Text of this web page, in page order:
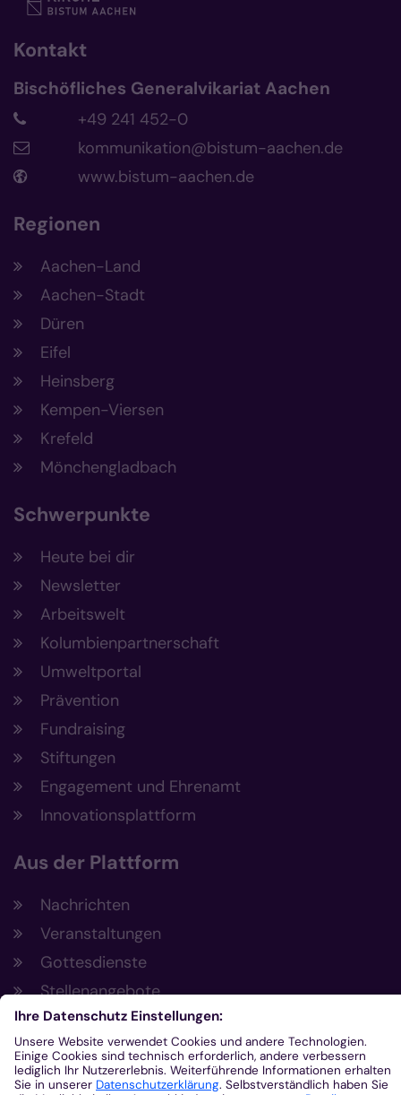
Kontakt
Bischöfliches Generalvikariat Aachen
+49 241 452-0
kommunikation@bistum-aachen.de
www.bistum-aachen.de
Regionen
Aachen-Land
Aachen-Stadt
Düren
Eifel
Heinsberg
Kempen-Viersen
Krefeld
Mönchengladbach
Schwerpunkte
Heute bei dir
Newsletter
Arbeitswelt
Kolumbienpartnerschaft
Umweltportal
Prävention
Fundraising
Stiftungen
Engagement und Ehrenamt
Innovationsplattform
Aus der Plattform
Nachrichten
Veranstaltungen
Gottesdienste
Stellenangebote
Kirchenzeitung
Amtsblatt (Kirchlicher Anzeiger)
Rechtsdatenbank